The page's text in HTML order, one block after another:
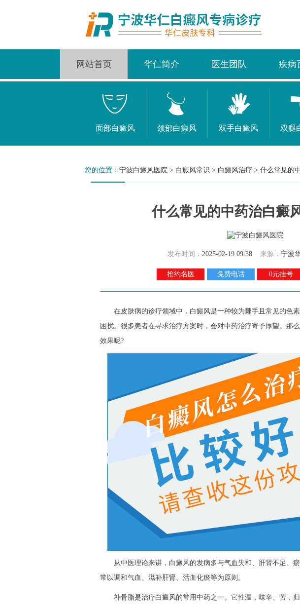
网站首页 华仁简介 医生团队 疾病
面部白癜风 颈部白癜风 双手白癜风 双腿
您的位置： 宁波白癜风医院 > 白癜风常识 > 白癜风治疗 > 什么常见的
什么常见的中药治白癜
发布时间： 2025-02-19 09:38 来源： 宁波
抢约名医 免费电话 0元挂号
在皮肤病的诊疗领域中，白癜风是一种较为棘手且常见的色
困扰。很多患者在寻求治疗方案时，会对中药治疗寄予厚望。那
效果呢?
从中医理论来讲，白癜风的发病多与气血失和、肝肾不足、瘀
常以调和气血、滋补肝肾、活血化瘀等为原则。
补骨脂是治疗白癜风的常用中药之一。它性温，味辛、苦，